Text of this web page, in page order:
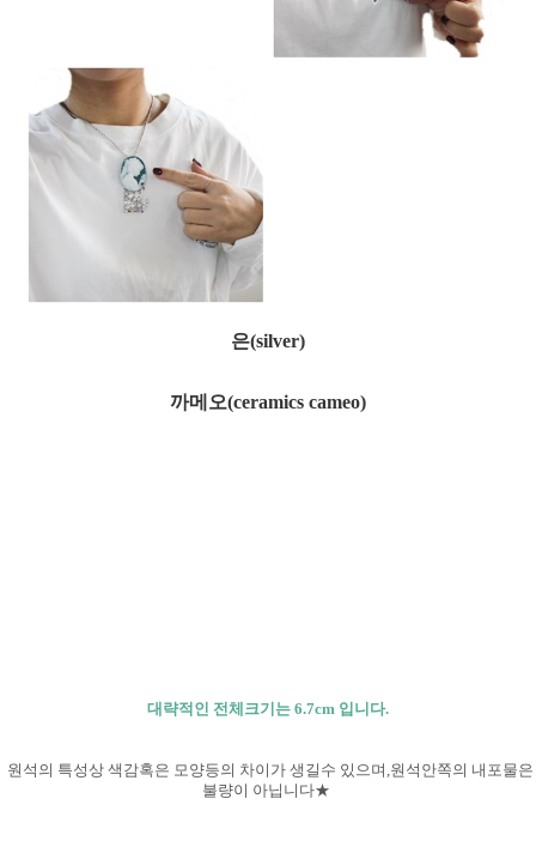
은(silver)
까메오(ceramics cameo)
대략적인 전체크기는 6.7cm 입니다.
원석의 특성상 색감혹은 모양등의 차이가 생길수 있으며,원석안쪽의 내포물은
불량이 아닙니다★